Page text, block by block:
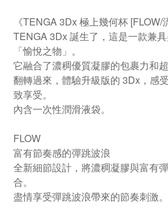
《TENGA 3Dx 極上幾何杯 [FLOW/
TENGA 3Dx 誕生了，這是一款兼
「愉悅之物」。
它融合了濃稠優質凝膠的包裹力和
翻轉過來，體驗升級版的 3Dx，感
致享受。
內含一次性潤滑液袋。
FLOW
富有節奏感的彈跳波浪
全新細節設計，將濃稠凝膠與富有
合。
盡情享受彈跳波浪帶來的節奏刺激。